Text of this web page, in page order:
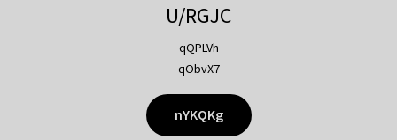
U/RGJC
qQPLVh
qObvX7
nYKQKg